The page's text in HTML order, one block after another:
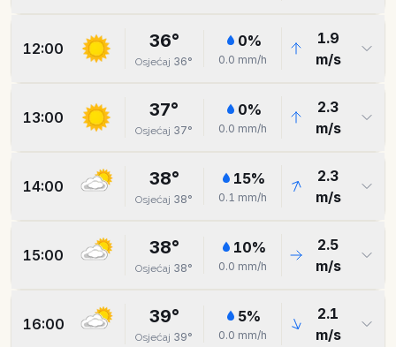
12:00 36°
Osjećaj 36°
0%
0.0 mm/h
1.9
m/s
13:00 37°
Osjećaj 37°
0%
0.0 mm/h
2.3
m/s
14:00 38°
Osjećaj 38°
15%
0.1 mm/h
2.3
m/s
15:00 38°
Osjećaj 38°
10%
0.0 mm/h
2.5
m/s
16:00 39°
Osjećaj 39°
5%
0.0 mm/h
2.1
m/s